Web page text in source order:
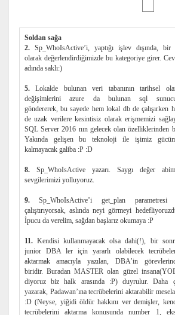
Soldan sağa
2.Sp_WhoIsActive’i, yaptığı işlev dışında, bir
olarak değerlendirdiğimizde bu kategoriye girer.
adında saklı:)
5.Lokalde bulunan veri tabanının tarihsel
değişimlerini azure da bulunan sql
göndererek, bu sayede hem lokal db de çalışırken
de uzak verilere kesintisiz olarak erişmemizi
SQL Server 2016 nın gelecek olan özelliklerinden
Yakında gelişen bu teknoloji ile işimiz
kalmayacak galiba :P :D
8.Sp_WhoIsActive yazarı. Saygı değer
sevgilerimizi yolluyoruz.
9.Sp_WhoIsActive’i get_plan parametresi
çalıştırıyorsak, aslında neyi görmeyi
İpucu da verelim, sağdan başlarız okumaya :P
11.Kendisi kullanmayacak olsa dahi(!), bir
junior DBA ler için yararlı olabilecek
aktarmak amacıyla yazılan, DBA’in
biridir. Buradan MASTER olan güzel
diyoruz biz halk arasında :P) duyrulur. Daha
yazarak, Padawan’ına tecrübelerini aktarabilir
:D (Neyse, yiğidi öldür hakkını ver demişler,
tecrübelerini aktarma konusunda number 1,